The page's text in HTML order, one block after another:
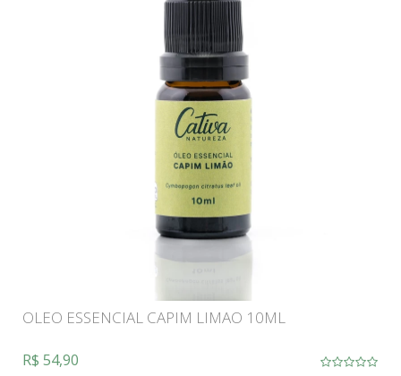
OLEO ESSENCIAL CAPIM LIMAO 10ML
R$ 54,90